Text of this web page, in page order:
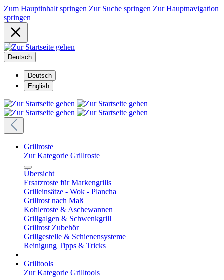
Zum Hauptinhalt springen Zur Suche springen Zur Hauptnavigation
springen
Deutsch
Deutsch
English
Grillroste
Zur Kategorie Grillroste
Übersicht
Ersatzroste für Markengrills
Grilleinsätze - Wok - Plancha
Grillrost nach Maß
Kohleroste & Aschewannen
Grillgalgen & Schwenkgrill
Grillrost Zubehör
Grillgestelle & Schienensysteme
Reinigung Tipps & Tricks
Grilltools
Zur Kategorie Grilltools